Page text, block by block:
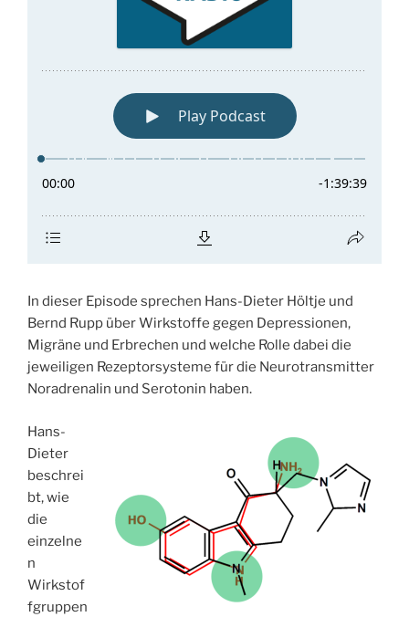
In dieser Episode sprechen Hans-Dieter Höltje und
Bernd Rupp über Wirkstoffe gegen Depressionen,
Migräne und Erbrechen und welche Rolle dabei die
jeweiligen Rezeptorsysteme für die Neurotransmitter
Noradrenalin und Serotonin haben.
Hans-
Dieter
beschrei
bt, wie
die
einzelne
n
Wirkstof
fgruppen